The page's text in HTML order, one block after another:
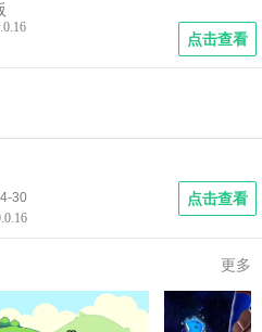
点击查看
30
点击查看
更多